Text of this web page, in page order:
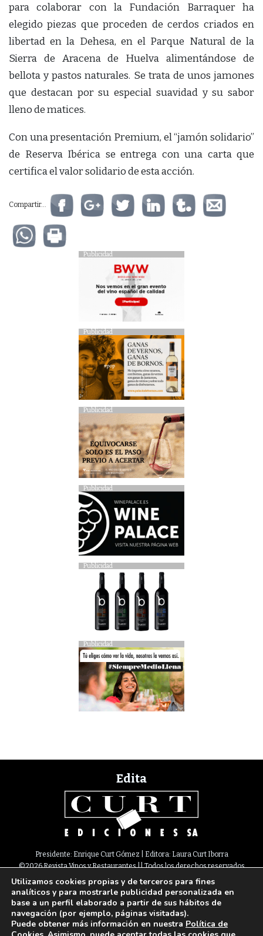
para colaborar con la Fundación Barraquer ha
elegido piezas que proceden de cerdos criados en
libertad en la Dehesa, en el Parque Natural de la
Sierra de Aracena de Huelva alimentándose de
bellota y pastos naturales. Se trata de unos jamones
que destacan por su especial suavidad y su sabor
lleno de matices.
Con una presentación Premium, el “jamón solidario”
de Reserva Ibérica se entrega con una carta que
certifica el valor solidario de esta acción.
Compartir...
Publicidad
Publicidad
Publicidad
Publicidad
Publicidad
Publicidad
Edita
Presidente: Enrique Curt Gómez | Editora: Laura Curt Iborra
©2026 Revista Vinos y Restaurantes || Todos los derechos reservados
Newsletter Nota legal Política de Cookies Suscripción
Contacto
Paseo de Gracia, 63. 1º 2ª. 08008 Barcelona |933 180 101¦ Fax 933 183 505
Select Language ▼
Utilizamos cookies propias y de terceros para fines
analíticos y para mostrarle publicidad personalizada en
base a un perfil elaborado a partir de sus hábitos de
navegación (por ejemplo, páginas visitadas).
Puede obtener más información en nuestra Política de